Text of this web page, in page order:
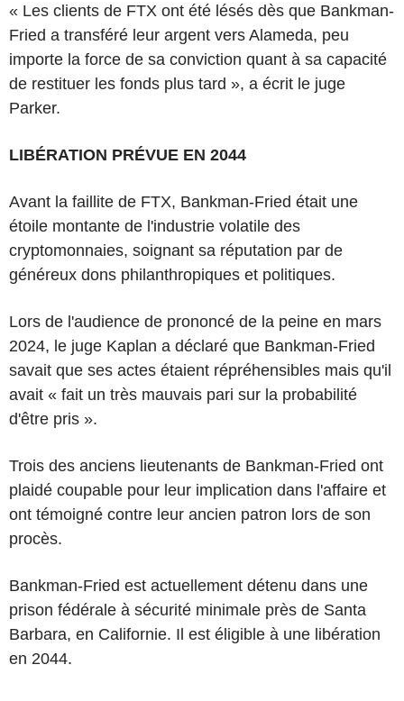
« Les clients de FTX ont été lésés dès que Bankman-
Fried a transféré leur argent vers Alameda, peu
importe la force de sa conviction quant à sa capacité
de restituer les fonds plus tard », a écrit le juge
Parker.
LIBÉRATION PRÉVUE EN 2044
Avant la faillite de FTX, Bankman-Fried était une
étoile montante de l'industrie volatile des
cryptomonnaies, soignant sa réputation par de
généreux dons philanthropiques et politiques.
Lors de l'audience de prononcé de la peine en mars
2024, le juge Kaplan a déclaré que Bankman-Fried
savait que ses actes étaient répréhensibles mais qu'il
avait « fait un très mauvais pari sur la probabilité
d'être pris ».
Trois des anciens lieutenants de Bankman-Fried ont
plaidé coupable pour leur implication dans l'affaire et
ont témoigné contre leur ancien patron lors de son
procès.
Bankman-Fried est actuellement détenu dans une
prison fédérale à sécurité minimale près de Santa
Barbara, en Californie. Il est éligible à une libération
en 2044.